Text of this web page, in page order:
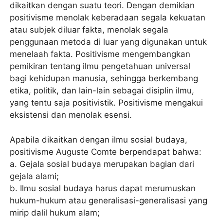
dikaitkan dengan suatu teori. Dengan demikian
positivisme menolak keberadaan segala kekuatan
atau subjek diluar fakta, menolak segala
penggunaan metoda di luar yang digunakan untuk
menelaah fakta. Positivisme mengembangkan
pemikiran tentang ilmu pengetahuan universal
bagi kehidupan manusia, sehingga berkembang
etika, politik, dan lain-lain sebagai disiplin ilmu,
yang tentu saja positivistik. Positivisme mengakui
eksistensi dan menolak esensi.
Apabila dikaitkan dengan ilmu sosial budaya,
positivisme Auguste Comte berpendapat bahwa:
a. Gejala sosial budaya merupakan bagian dari
gejala alami;
b. Ilmu sosial budaya harus dapat merumuskan
hukum-hukum atau generalisasi-generalisasi yang
mirip dalil hukum alam;